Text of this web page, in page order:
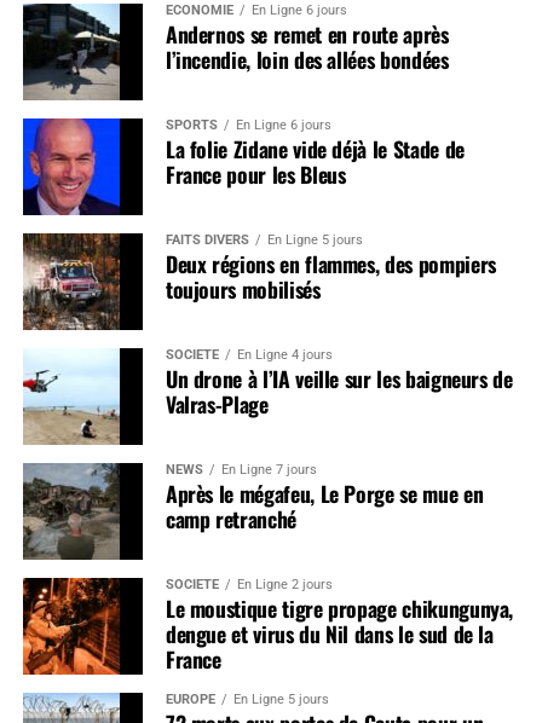
ÉCONOMIE En Ligne 6 jours
Andernos se remet en route après
l’incendie, loin des allées bondées
SPORTS En Ligne 6 jours
La folie Zidane vide déjà le Stade de
France pour les Bleus
FAITS DIVERS En Ligne 5 jours
Deux régions en flammes, des pompiers
toujours mobilisés
SOCIÉTÉ En Ligne 4 jours
Un drone à l’IA veille sur les baigneurs de
Valras-Plage
NEWS En Ligne 7 jours
Après le mégafeu, Le Porge se mue en
camp retranché
SOCIÉTÉ En Ligne 2 jours
Le moustique tigre propage chikungunya,
dengue et virus du Nil dans le sud de la
France
EUROPE En Ligne 5 jours